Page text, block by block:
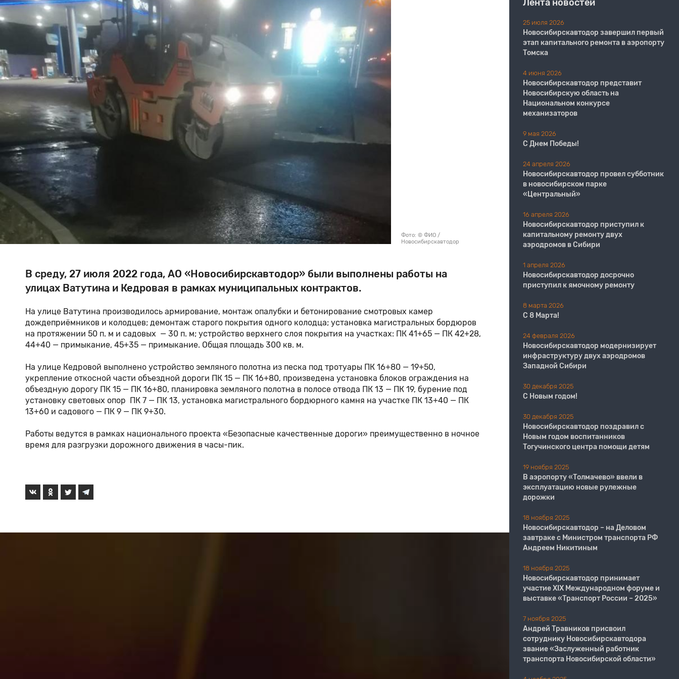
Фото: © ФИО /
Новосибирскавтодор
В среду, 27 июля 2022 года, АО «Новосибирскавтодор» были выполнены работы на
улицах Ватутина и Кедровая в рамках муниципальных контрактов.
На улице Ватутина производилось армирование, монтаж опалубки и бетонирование смотровых камер
дождеприёмников и колодцев; демонтаж старого покрытия одного колодца; установка магистральных бордюров
на протяжении 50 п. м и садовых — 30 п. м; устройство верхнего слоя покрытия на участках: ПК 41+65 — ПК 42+28,
44+40 — примыкание, 45+35 — примыкание. Общая площадь 300 кв. м.
На улице Кедровой выполнено устройство земляного полотна из песка под тротуары ПК 16+80 — 19+50,
укрепление откосной части объездной дороги ПК 15 — ПК 16+80, произведена установка блоков ограждения на
объездную дорогу ПК 15 — ПК 16+80, планировка земляного полотна в полосе отвода ПК 13 — ПК 19, бурение под
установку световых опор ПК 7 — ПК 13, установка магистрального бордюрного камня на участке ПК 13+40 — ПК
13+60 и садового — ПК 9 — ПК 9+30.
Работы ведутся в рамках национального проекта «Безопасные качественные дороги» преимущественно в ночное
время для разгрузки дорожного движения в часы-пик.
Лента новостей
25 июля 2026
Новосибирскавтодор завершил первый
этап капитального ремонта в аэропорту
Томска
4 июня 2026
Новосибирскавтодор представит
Новосибирскую область на
Национальном конкурсе
механизаторов
9 мая 2026
С Днем Победы!
24 апреля 2026
Новосибирскавтодор провел субботник
в новосибирском парке
«Центральный»
16 апреля 2026
Новосибирскавтодор приступил к
капитальному ремонту двух
аэродромов в Сибири
1 апреля 2026
Новосибирскавтодор досрочно
приступил к ямочному ремонту
8 марта 2026
С 8 Марта!
24 февраля 2026
Новосибирскавтодор модернизирует
инфраструктуру двух аэродромов
Западной Сибири
30 декабря 2025
С Новым годом!
30 декабря 2025
Новосибирскавтодор поздравил с
Новым годом воспитанников
Тогучинского центра помощи детям
19 ноября 2025
В аэропорту «Толмачево» ввели в
эксплуатацию новые рулежные
дорожки
18 ноября 2025
Новосибирскавтодор – на Деловом
завтраке с Министром транспорта РФ
Андреем Никитиным
18 ноября 2025
Новосибирскавтодор принимает
участие XIX Международном форуме и
выставке «Транспорт России – 2025»
7 ноября 2025
Андрей Травников присвоил
сотруднику Новосибирскавтодора
звание «Заслуженный работник
транспорта Новосибирской области»